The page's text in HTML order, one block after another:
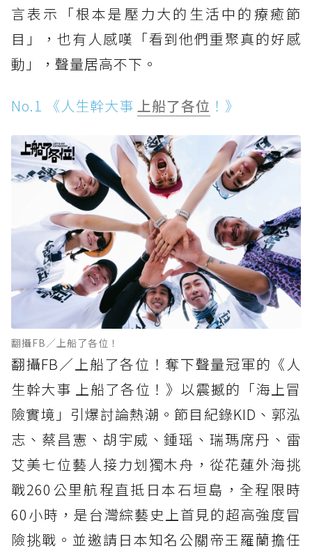
言表示「根本是壓力大的生活中的療癒節
目」，也有人感嘆「看到他們重聚真的好感
動」，聲量居高不下。
No.1 《人生幹大事 上船了各位 ！》
翻攝FB／上船了各位！
翻攝FB／上船了各位！奪下聲量冠軍的《人
生幹大事 上船了各位！》以震撼的「海上冒
險實境」引爆討論熱潮。節目紀錄KID、郭泓
志、蔡昌憲、胡宇威、鍾瑶、瑞瑪席丹、雷
艾美七位藝人接力划獨木舟，從花蓮外海挑
戰260公里航程直抵日本石垣島，全程限時
60小時，是台灣綜藝史上首見的超高強度冒
險挑戰。並邀請日本知名公關帝王羅蘭擔任